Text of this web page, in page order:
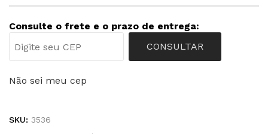
Consulte o frete e o prazo de entrega:
CONSULTAR
Não sei meu cep
SKU: 3536